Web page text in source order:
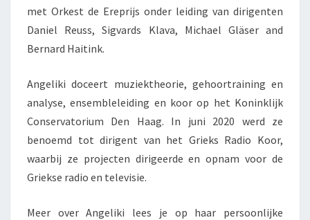
met Orkest de Ereprijs onder leiding van dirigenten
Daniel Reuss, Sigvards Klava, Michael Gläser and
Bernard Haitink.
Angeliki doceert muziektheorie, gehoortraining en
analyse, ensembleleiding en koor op het Koninklijk
Conservatorium Den Haag. In juni 2020 werd ze
benoemd tot dirigent van het Grieks Radio Koor,
waarbij ze projecten dirigeerde en opnam voor de
Griekse radio en televisie.
Meer over Angeliki lees je op haar persoonlijke